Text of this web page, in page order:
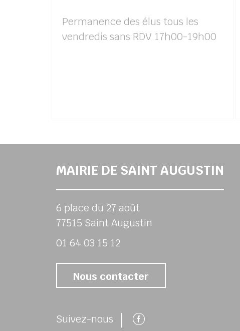
Permanence des élus tous les
vendredis sans RDV 17h00-19h00
MAIRIE DE SAINT AUGUSTIN
6 place du 27 août
77515 Saint Augustin
01 64 03 15 12
Nous contacter
Suivez-nous